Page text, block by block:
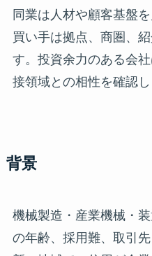
同業は人材や顧客基盤
買い手は拠点、商圏、
す。投資余力のある会
接領域との相性を確認し
背景
機械製造・産業機械・
の年齢、採用難、取引